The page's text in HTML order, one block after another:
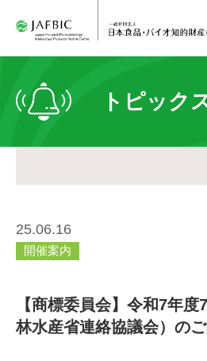
トピック
25.06.16
開催案内
【商標委員会】令和7年
林水産省連絡協議会）の